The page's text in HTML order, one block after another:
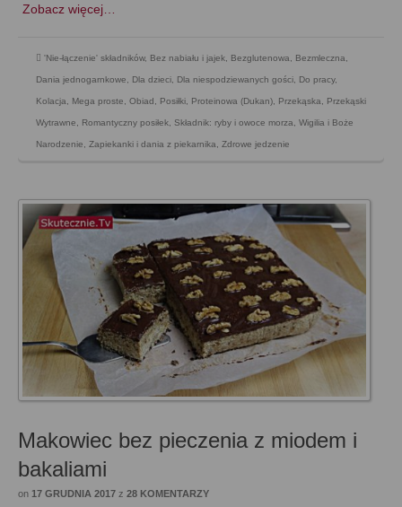
Zobacz więcej…
'Nie-łączenie' składników, Bez nabiału i jajek Bezglutenowa Bezmleczna
Dania jednogarnkowe Dla dzieci Dla niespodziewanych gości Do pracy,
Kolacja Mega proste Obiad Posiłki Proteinowa (Dukan) Przekąska Przekąski
Wytrawne Romantyczny posiłek Składnik: ryby i owoce morza Wigilia i Boże
Narodzenie Zapiekanki i dania z piekarnika Zdrowe jedzenie
Makowiec bez pieczenia z miodem i
bakaliami
on 17 GRUDNIA 2017 z 28 KOMENTARZY